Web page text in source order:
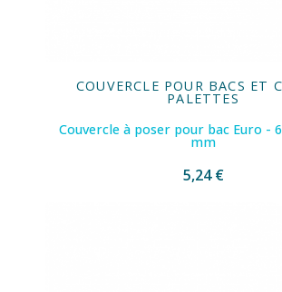
COUVERCLE POUR BACS ET
PALETTES
Couvercle à poser pour bac Euro -
mm
5,24 €